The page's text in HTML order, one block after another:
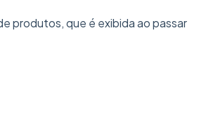
produtos, que é exibida ao passar